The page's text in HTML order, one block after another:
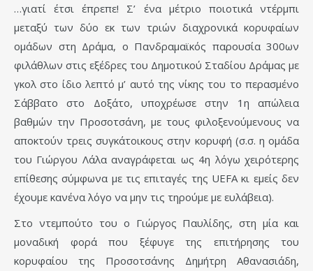
…γιατί έτσι έπρεπε! Σ’ ένα μέτριο ποιοτικά ντέρμπι
μεταξύ των δύο εκ των τριών διαχρονικά κορυφαίων
ομάδων στη Δράμα, ο Πανδραμαϊκός παρουσία 300ων
φιλάθλων στις εξέδρες του Δημοτικού Σταδίου Δράμας με
γκολ στο ίδιο λεπτό μ’ αυτό της νίκης του το περασμένο
Σάββατο στο Δοξάτο, υποχρέωσε στην 1η απώλεια
βαθμών την Προσοτσάνη, με τους φιλοξενούμενους να
αποκτούν τρεις συγκάτοικους στην κορυφή (σ.σ. η ομάδα
του Γιώργου Λάλα αναγράφεται ως 4η λόγω χειρότερης
επίθεσης σύμφωνα με τις επιταγές της UEFA κι εμείς δεν
έχουμε κανένα λόγο να μην τις τηρούμε με ευλάβεια).
Στο ντεμπούτο του o Γιώργος Παυλίδης, στη μία και
μοναδική φορά που ξέφυγε της επιτήρησης του
κορυφαίου της Προσοτσάνης Δημήτρη Αθανασιάδη,